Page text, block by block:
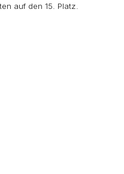
auf den 15. Platz.